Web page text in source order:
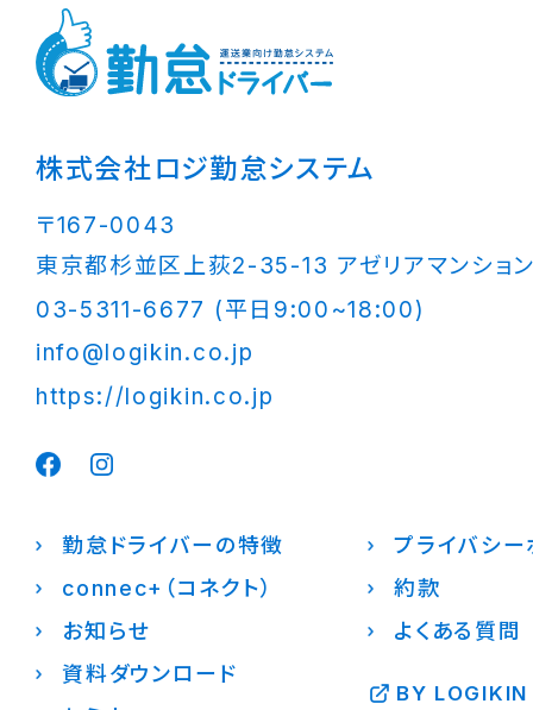
株式会社ロジ勤怠システム
〒167-0043
東京都杉並区上荻2-35-13 アゼリアマンショ
03-5311-6677 (平日9:00~18:00)
info@logikin.co.jp
https://logikin.co.jp
勤怠ドライバーの特徴
connec+（コネクト）
お知らせ
資料ダウンロード
プライバシー
約款
よくある質問
BY LOGIKIN